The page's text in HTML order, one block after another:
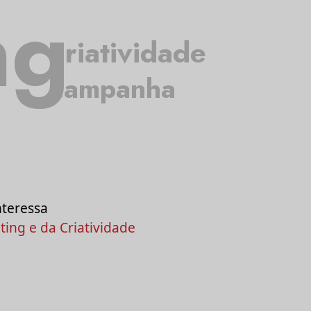
criatividade
campanha
e da Criatividade